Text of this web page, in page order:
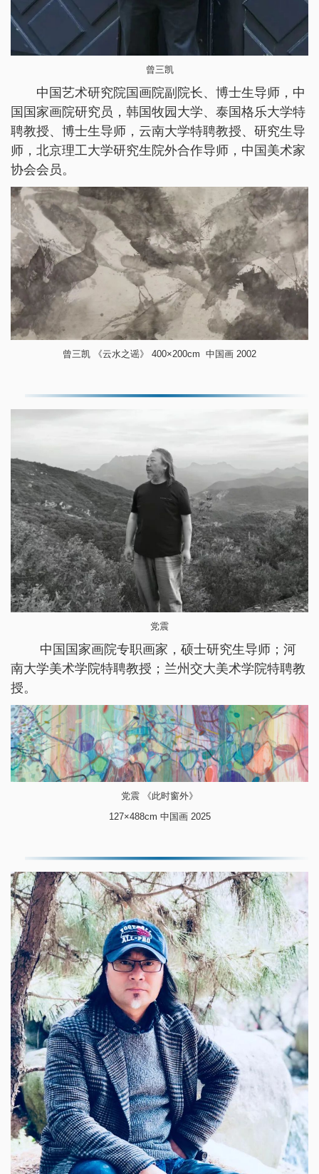
曾三凯
中国艺术研究院国画院副院长、博士生导师，中
国国家画院研究员，韩国牧园大学、泰国格乐大学特
聘教授、博士生导师，云南大学特聘教授、研究生导
师，北京理工大学研究生院外合作导师，中国美术家
协会会员。
曾三凯 《云水之谣》 400×200cm 中国画 2002
党震
中国国家画院专职画家，硕士研究生导师；河
南大学美术学院特聘教授；兰州交大美术学院特聘教
授。
党震 《此时窗外》
127×488cm 中国画 2025